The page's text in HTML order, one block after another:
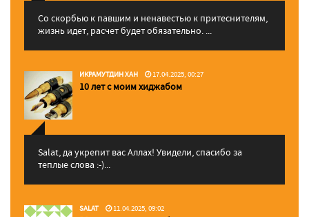
Со скорбью к павшим и ненавестью к притеснителям,
жизнь идет, расчет будет обязательно. ...
ИКРАМУТДИН ХАН 17.04.2025, 00:27
10 лет с моим хиджабом
Salat, да укрепит вас Аллаx! Увидели, спасибо за
теплые слова :-)...
SALAT 11.04.2025, 09:02